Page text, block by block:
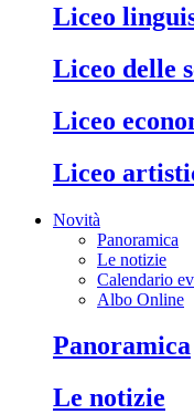
liceo
liceo delle
liceo
liceo
Novità
Panoramica
Le notizie
Calendario
Albo Online
panoramica
le notizie